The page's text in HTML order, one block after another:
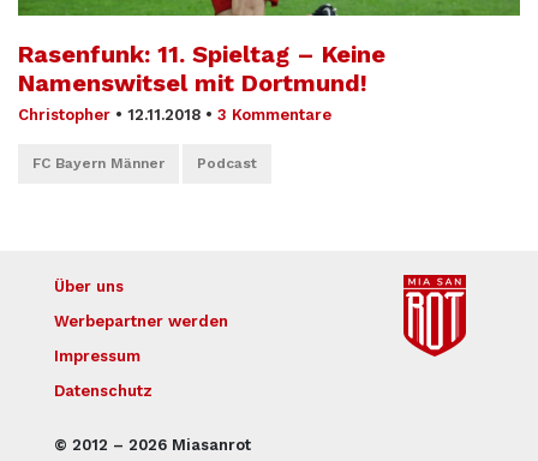
Rasenfunk: 11. Spieltag – Keine
Namenswitsel mit Dortmund!
Christopher • 12.11.2018 • 3 Kommentare
FC Bayern Männer Podcast
© 2012 – 2026 Miasanrot
Über uns
Werbepartner werden
Impressum
Datenschutz